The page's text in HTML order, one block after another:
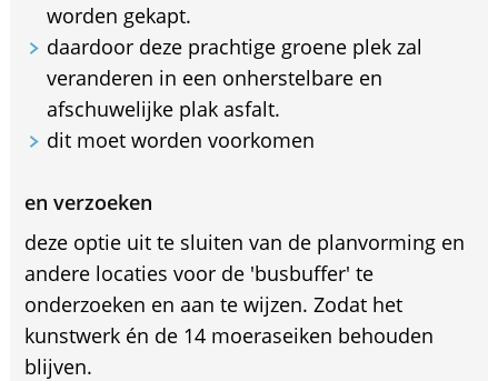
worden gekapt.
daardoor deze prachtige groene plek zal
veranderen in een onherstelbare en
afschuwelijke plak asfalt.
dit moet worden voorkomen
en verzoeken
deze optie uit te sluiten van de planvorming en
andere locaties voor de 'busbuffer' te
onderzoeken en aan te wijzen. Zodat het
kunstwerk én de 14 moeraseiken behouden
blijven.